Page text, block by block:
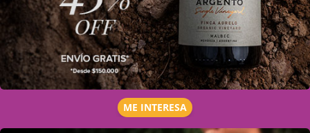
ME INTERESA